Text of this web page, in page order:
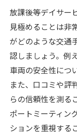
放課後等デイサー
見極めることは非
がどのような交通
認しましょう。例
車両の安全性につ
また、口コミや評
らの信頼性を測る
ポートミーティン
ションを重視する